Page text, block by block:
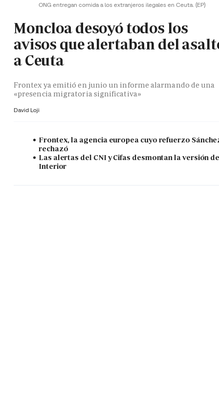
ONG entregan comida a los extranjeros ilegales en Ceuta. (EP)
Moncloa desoyó todos los
avisos que alertaban del
a Ceuta
Frontex ya emitió en junio un informe alarmando de una
«presencia migratoria significativa»
David Loji
Frontex, la agencia europea cuyo refuerzo
rechazó
Las alertas del CNI y Cifas desmontan la versión
Interior